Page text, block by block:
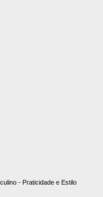
- Praticidade e Estilo